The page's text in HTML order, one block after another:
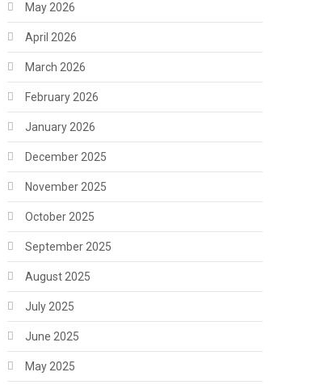
May 2026
April 2026
March 2026
February 2026
January 2026
December 2025
November 2025
October 2025
September 2025
August 2025
July 2025
June 2025
May 2025